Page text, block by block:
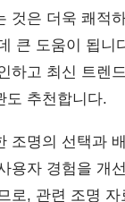
것은 더욱 쾌적
큰 도움이 됩니
하고 최신 트렌
도 추천합니다.
조명의 선택과
용자 경험을 개
로, 관련 조명 자